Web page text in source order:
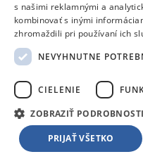
Emos Kábel USB-C 1m
Na objednávku
3,10 €
Skladom 1 kus
20,49 €
i-Tec USB-C DisplayPort
Na objednávku
s našimi reklamnými a
kombinovať s inými
zhromaždili pri používaní ich
NEVYHNUTNE
CIELENIE
ZOBRAZIŤ PODROBNOSTI
PRIJAŤ VŠETKO